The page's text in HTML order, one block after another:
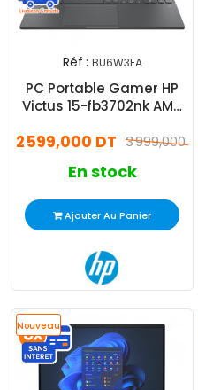
Réf : BU6W3EA
PC Portable Gamer HP
Victus 15-fb3702nk AMD
Windows 113 999,000 DT
2 599,000 DT
En stock
Ajouter Au Panier
Nouveau